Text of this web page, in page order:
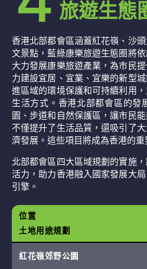
旅遊生態
香港北部都會區涵蓋紅花嶺、沙
文景點，藍綠康樂旅遊生態圈將
大力發展康樂旅遊產業，為市民
力建設宜居、宜業、宜樂的新型
進區域的環境保護和可持續利用
生活方式。香港北部都會區的發
園、步道和自然保護區，讓市民
不僅提升了生活品質，還吸引了
濟發展。這些項目將成為香港的重
北部都會區四大區域規劃的實施
活力，助力香港融入國家發展大
引擎。
位置
土地用途規劃
紅花嶺郊野公園